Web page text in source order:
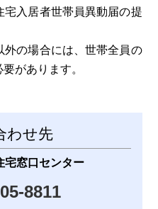
宅入居者世帯員異動届の提
外の場合には、世帯全員の
があります。
わせ先
宅窓口センター
8811